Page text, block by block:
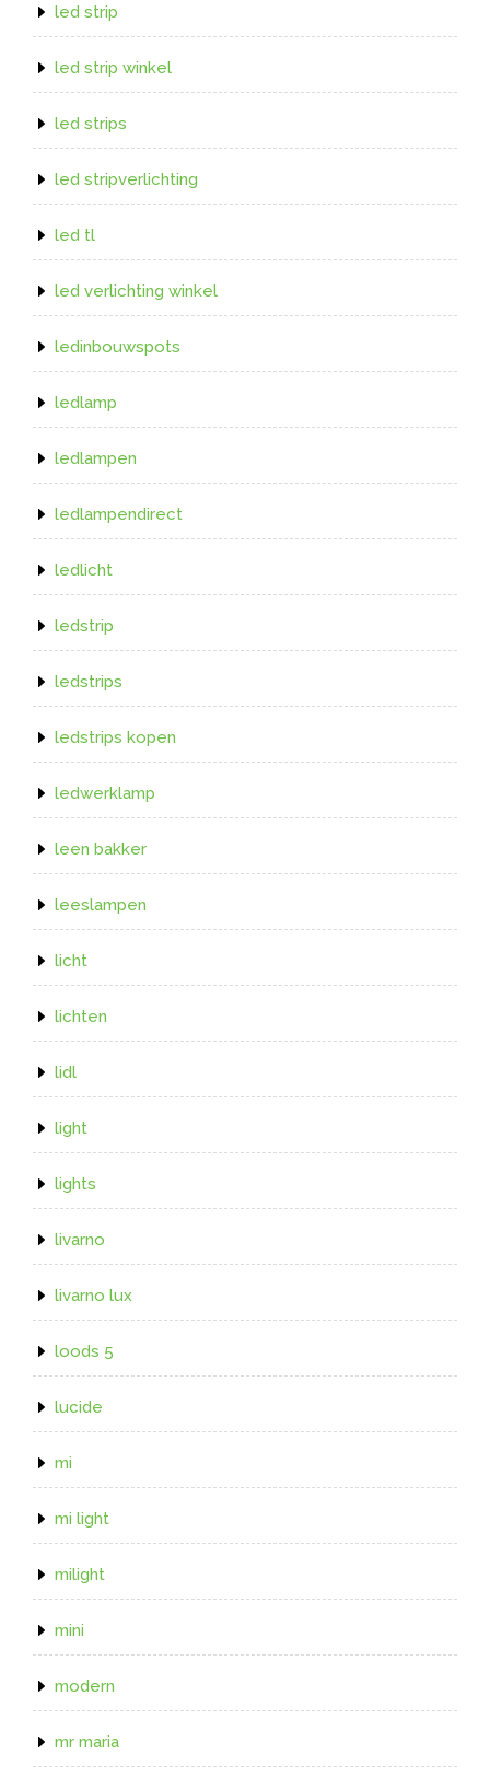
led strip
led strip winkel
led strips
led stripverlichting
led tl
led verlichting winkel
ledinbouwspots
ledlamp
ledlampen
ledlampendirect
ledlicht
ledstrip
ledstrips
ledstrips kopen
ledwerklamp
leen bakker
leeslampen
licht
lichten
lidl
light
lights
livarno
livarno lux
loods 5
lucide
mi
mi light
milight
mini
modern
mr maria